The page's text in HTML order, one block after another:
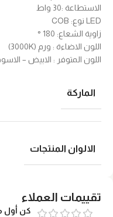
تقييمات العملاء
كن أول
الاستطاعة :30 واط
LED نوع: COB
زاوية الشعاع: 180 °
اللون الاضاءة : ورم (3000K)
اللون المتوفر : الابيض –
الماركة
الالوان المنتجات